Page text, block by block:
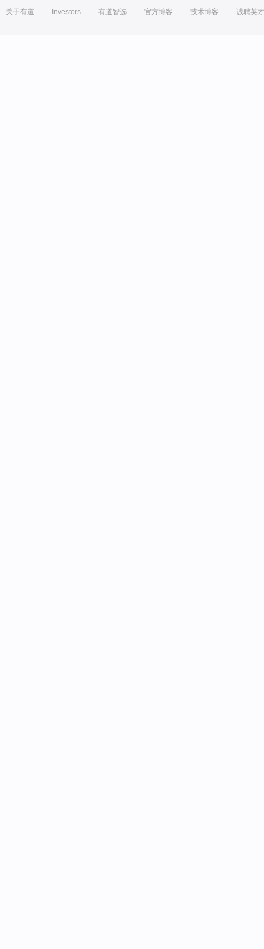
关于有道 Investors 有道智选 官方博客 技术博客 诚聘英才